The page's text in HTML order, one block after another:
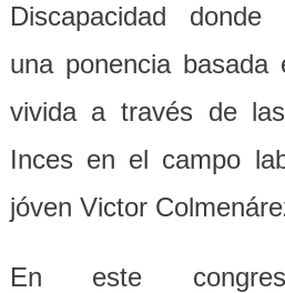
Discapacidad donde
una ponencia basada
vivida a través de
Inces en el campo
jóven Victor
En este